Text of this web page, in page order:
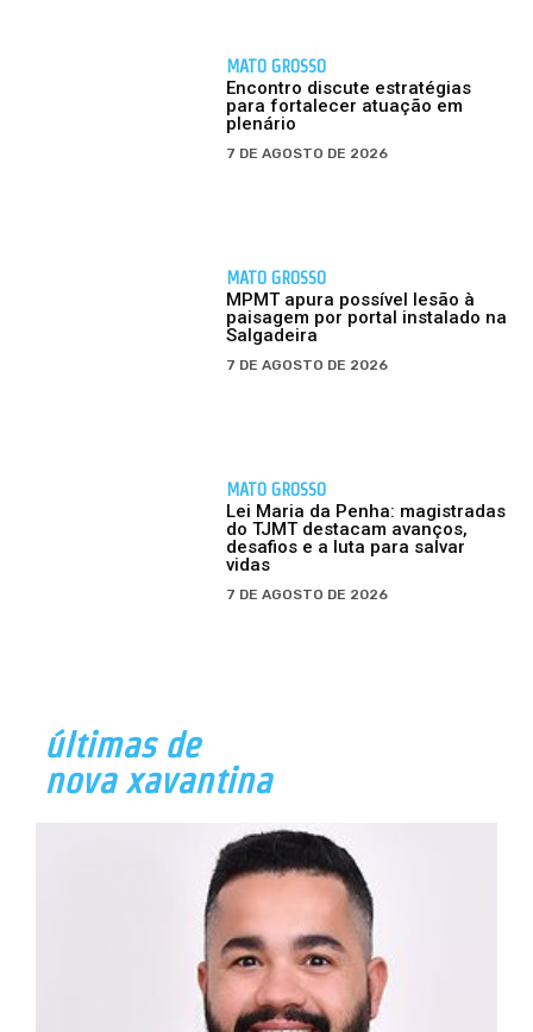
MATO GROSSO
Encontro discute estratégias
para fortalecer atuação em
plenário
7 DE AGOSTO DE 2026
MATO GROSSO
MPMT apura possível lesão à
paisagem por portal instalado na
Salgadeira
7 DE AGOSTO DE 2026
MATO GROSSO
Lei Maria da Penha: magistradas
do TJMT destacam avanços,
desafios e a luta para salvar
vidas
7 DE AGOSTO DE 2026
últimas de
nova xavantina